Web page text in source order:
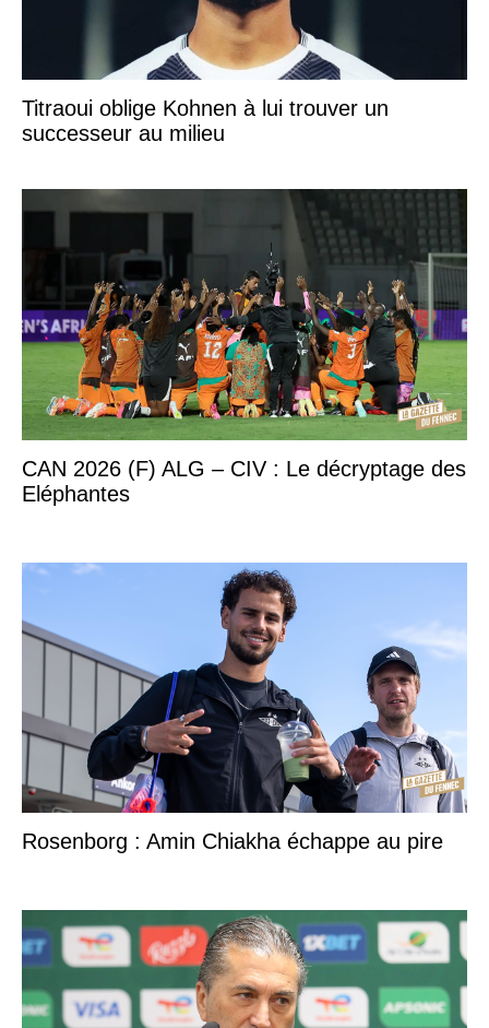
Titraoui oblige Kohnen à lui trouver un
successeur au milieu
CAN 2026 (F) ALG – CIV : Le décryptage des
Eléphantes
Rosenborg : Amin Chiakha échappe au pire